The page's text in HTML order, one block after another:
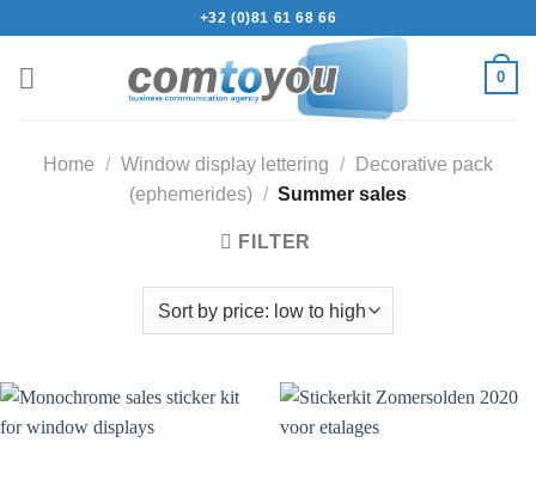
+32 (0)81 61 68 66
0
Home / Window display lettering /
Decorative pack
(ephemerides) / Summer sales
FILTER